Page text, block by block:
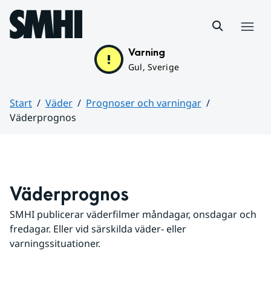
Hoppa till sidans innehåll
Varning
Gul, Sverige
Start Väder
Prognoser och varningar
Väderprognos
Väderprognos
SMHI publicerar väderfilmer måndagar, onsdagar och
fredagar. Eller vid särskilda väder- eller
varningssituationer.